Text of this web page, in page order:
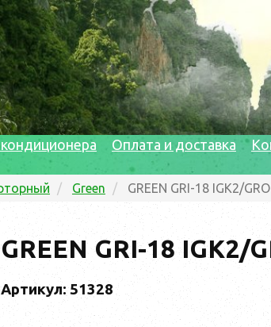
Оплата и доставка
Green GREEN GRI-18 IGK2/
GREEN GRI-18 IGK2/
Артикул: 51328